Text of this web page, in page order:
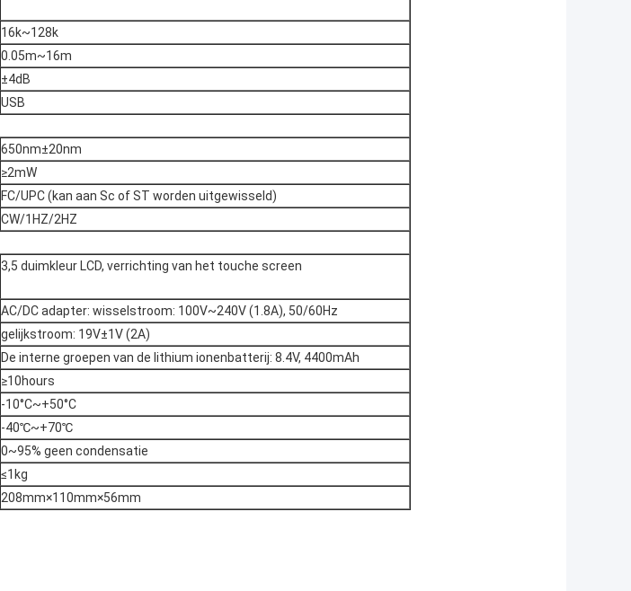
16k~128k
0.05m~16m
±4dB
USB
650nm±20nm
≥2mW
FC/UPC (kan aan Sc of ST worden uitgewisseld)
CW/1HZ/2HZ
3,5 duimkleur LCD, verrichting van het touche screen
AC/DC adapter: wisselstroom: 100V~240V (1.8A), 50/60Hz
gelijkstroom: 19V±1V (2A)
De interne groepen van de lithium ionenbatterij: 8.4V, 4400mAh
≥10hours
-10°C~+50°C
-40℃~+70℃
0~95% geen condensatie
≤1kg
208mm×110mm×56mm